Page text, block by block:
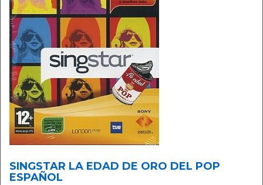
SINGSTAR LA EDAD DE ORO DEL POP
ESPAÑOL